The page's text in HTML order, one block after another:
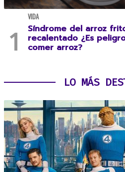
VIDA
Síndrome del arroz
recalentado ¿Es
comer arroz?
LO MÁS